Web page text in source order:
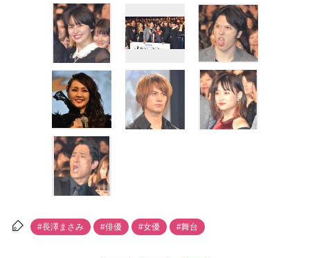
#長澤まさみ #俳優 #女優 #舞台